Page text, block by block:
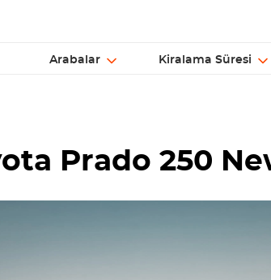
Arabalar Kiralama Süresi
Prado 250